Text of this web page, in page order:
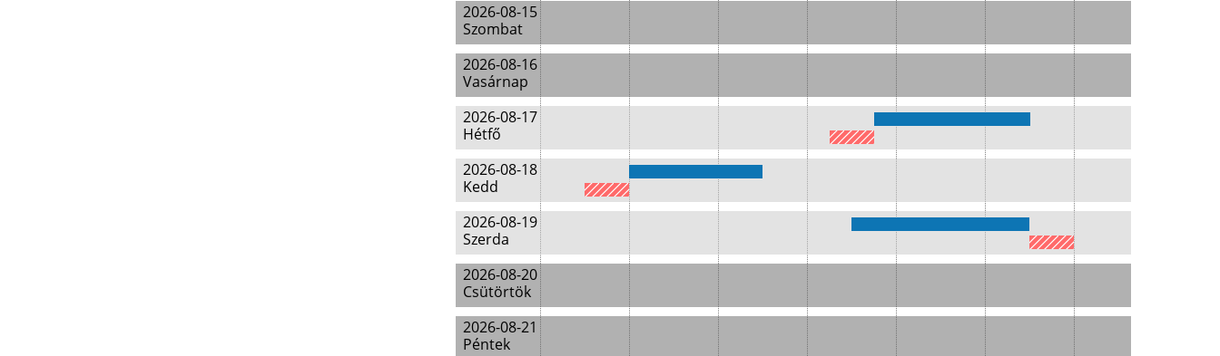
2026-08-15
Szombat
2026-08-16
Vasárnap
2026-08-17
Hétfő
2026-08-18
Kedd
2026-08-19
Szerda
2026-08-20
Csütörtök
2026-08-21
Péntek